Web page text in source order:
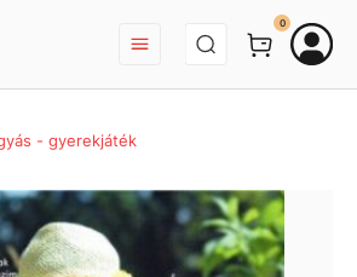
BEJELENTKEZÉS
0
- gyerekjáték